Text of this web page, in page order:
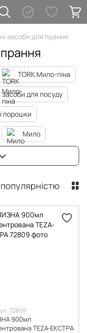
засоби для прання
TORK Мило-піна
для посуду
порошки
Мило
72809
900мл
TEZA-ЕКСТРА